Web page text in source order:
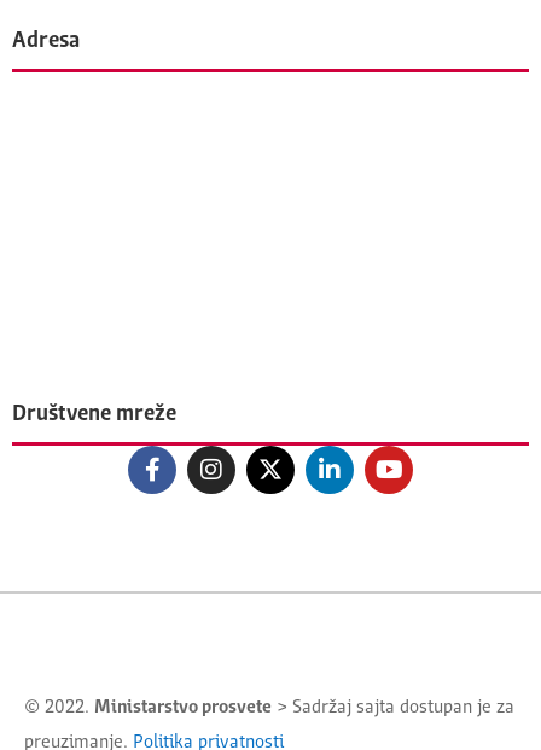
Adresa
Društvene mreže
© 2022. Ministarstvo prosvete > Sadržaj sajta dostupan je za
preuzimanje. Politika privatnosti